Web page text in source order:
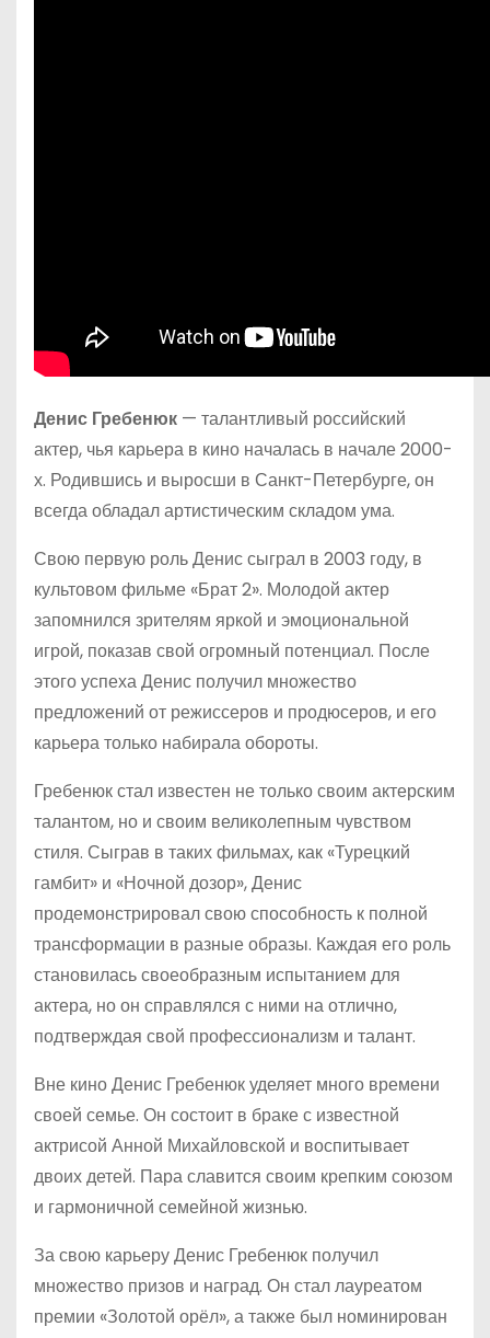
Денис Гребенюк — талантливый российский
актер, чья карьера в кино началась в начале 2000-
х. Родившись и выросши в Санкт-Петербурге, он
всегда обладал артистическим складом ума.
Свою первую роль Денис сыграл в 2003 году, в
культовом фильме «Брат 2». Молодой актер
запомнился зрителям яркой и эмоциональной
игрой, показав свой огромный потенциал. После
этого успеха Денис получил множество
предложений от режиссеров и продюсеров, и его
карьера только набирала обороты.
Гребенюк стал известен не только своим актерским
талантом, но и своим великолепным чувством
стиля. Сыграв в таких фильмах, как «Турецкий
гамбит» и «Ночной дозор», Денис
продемонстрировал свою способность к полной
трансформации в разные образы. Каждая его роль
становилась своеобразным испытанием для
актера, но он справлялся с ними на отлично,
подтверждая свой профессионализм и талант.
Вне кино Денис Гребенюк уделяет много времени
своей семье. Он состоит в браке с известной
актрисой Анной Михайловской и воспитывает
двоих детей. Пара славится своим крепким союзом
и гармоничной семейной жизнью.
За свою карьеру Денис Гребенюк получил
множество призов и наград. Он стал лауреатом
премии «Золотой орёл», а также был номинирован